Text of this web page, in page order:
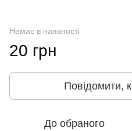
Немає в наявності
20 грн
Повідомити,
До обраного